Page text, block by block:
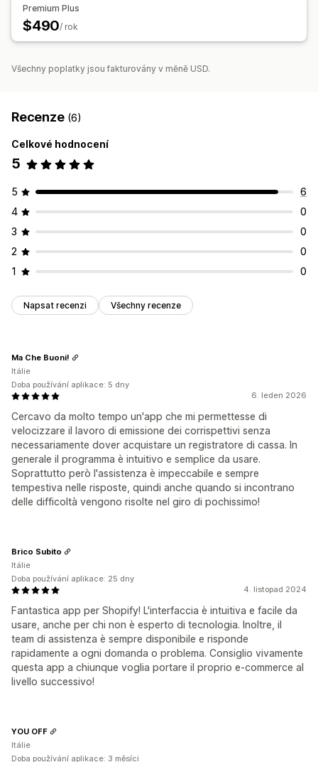
Premium Plus
$490/ rok
Všechny poplatky jsou fakturovány v měně USD.
Recenze (6)
Celkové hodnocení
5
5
6
4
0
3
0
2
0
1
0
Napsat recenzi Všechny recenze
6. leden 2026
Cercavo da molto tempo un'app che mi permettesse di
velocizzare il lavoro di emissione dei corrispettivi senza
necessariamente dover acquistare un registratore di cassa. In
generale il programma è intuitivo e semplice da usare.
Soprattutto però l'assistenza è impeccabile e sempre
tempestiva nelle risposte, quindi anche quando si incontrano
delle difficoltà vengono risolte nel giro di pochissimo!
Ma Che Buoni!
Itálie
Doba používání aplikace: 5 dny
4. listopad 2024
Fantastica app per Shopify! L'interfaccia è intuitiva e facile da
usare, anche per chi non è esperto di tecnologia. Inoltre, il
team di assistenza è sempre disponibile e risponde
rapidamente a ogni domanda o problema. Consiglio vivamente
questa app a chiunque voglia portare il proprio e-commerce al
livello successivo!
Brico Subito
Itálie
Doba používání aplikace: 25 dny
YOU OFF
Itálie
Doba používání aplikace: 3 měsíci